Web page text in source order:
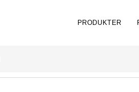
PRODUKTER